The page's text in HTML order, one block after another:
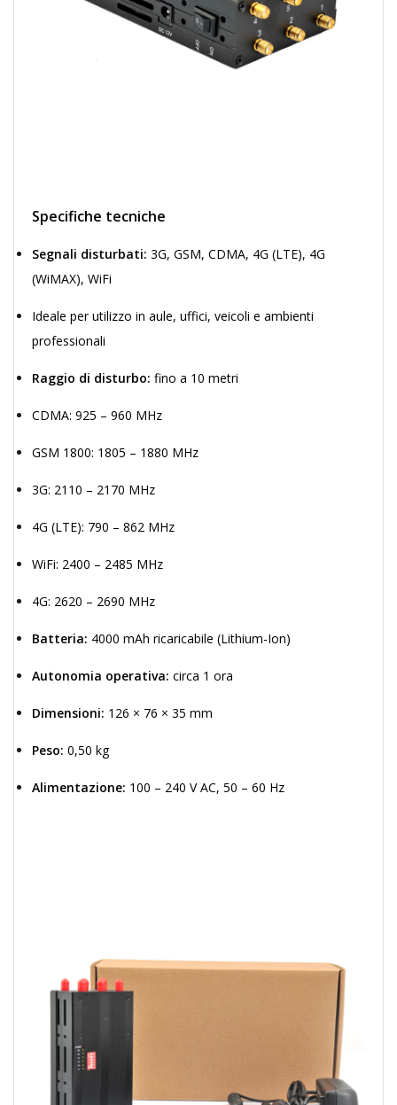
Specifiche tecniche
Segnali disturbati: 3G, GSM, CDMA, 4G (LTE), 4G
(WiMAX), WiFi
Ideale per utilizzo in aule, uffici, veicoli e ambienti
professionali
Raggio di disturbo: fino a 10 metri
CDMA: 925 – 960 MHz
GSM 1800: 1805 – 1880 MHz
3G: 2110 – 2170 MHz
4G (LTE): 790 – 862 MHz
WiFi: 2400 – 2485 MHz
4G: 2620 – 2690 MHz
Batteria: 4000 mAh ricaricabile (Lithium-Ion)
Autonomia operativa: circa 1 ora
Dimensioni: 126 × 76 × 35 mm
Peso: 0,50 kg
Alimentazione: 100 – 240 V AC, 50 – 60 Hz